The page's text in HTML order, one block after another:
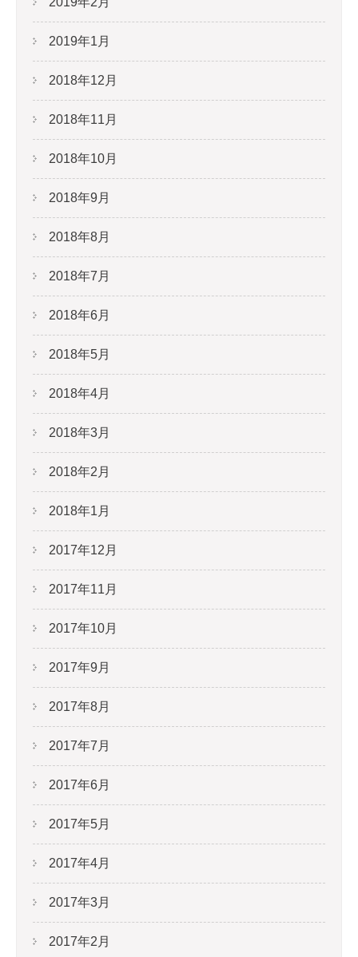
2019年1月
2018年12月
2018年11月
2018年10月
2018年9月
2018年8月
2018年7月
2018年6月
2018年5月
2018年4月
2018年3月
2018年2月
2018年1月
2017年12月
2017年11月
2017年10月
2017年9月
2017年8月
2017年7月
2017年6月
2017年5月
2017年4月
2017年3月
2017年2月